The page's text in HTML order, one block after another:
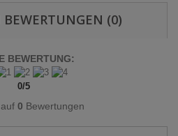
BEWERTUNGEN (0)
BEWERTUNG:
0/5
0 Bewertungen